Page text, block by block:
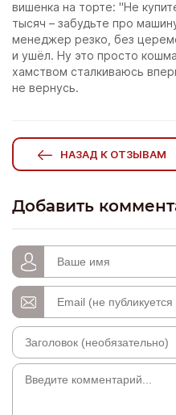
вишенка на торте: "Не
тысяч – забудьте про
менеджер резко, без
и ушёл. Ну это просто
хамством сталкиваюсь
не вернусь.
НАЗАД К ОТЗЫВАМ
Добавить